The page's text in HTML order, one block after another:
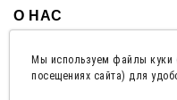
100% БЕЗОПАСНЫЕ
О НАС
Мы используем файлы
посещениях сайта) для